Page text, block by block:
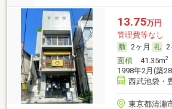
13.75万円
管理費等なし
2ヶ月
2
面積41.35m2
1998年2月(築
西武池袋・
東京都清瀬